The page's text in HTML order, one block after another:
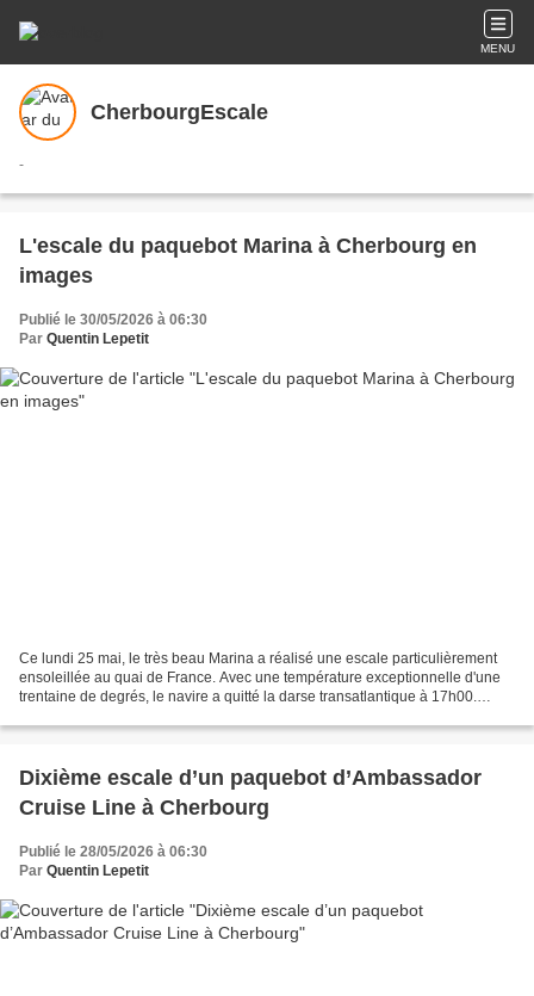
MENU
CherbourgEscale
-
L'escale du paquebot Marina à Cherbourg en
images
Publié le 30/05/2026 à 06:30
Par Quentin Lepetit
Ce lundi 25 mai, le très beau Marina a réalisé une escale particulièrement
ensoleillée au quai de France. Avec une température exceptionnelle d'une
trentaine de degrés, le navire a quitté la darse transatlantique à 17h00.
Dixième escale d’un paquebot d’Ambassador
Cruise Line à Cherbourg
Publié le 28/05/2026 à 06:30
Par Quentin Lepetit